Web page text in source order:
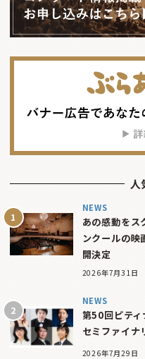
人
NEWS
あの感動をス
ンクールの
開決定
2026年7月31日
NEWS
第50回ピティ
セミファイナ
2026年7月29日